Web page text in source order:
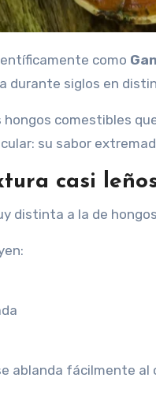
como
durante siglos en
comestibles
su sabor
casi
distinta a la de
ablanda fácilmente